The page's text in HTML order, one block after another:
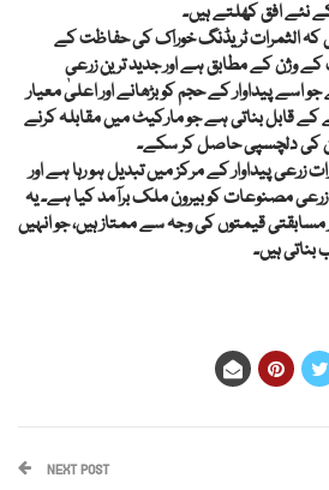
نئے افق کھلتے ہیں۔
کہ الثمرات ٹریڈنگ خوراک کی حفاظت کے
وژن کے مطابق ہے اور جدید ترین زرعی
جو اسے پیداوار کے حجم کو بڑھانے اور اعلیٰ معیار
قابل بناتی ہے جو مارکیٹ میں مقابلہ کرنے
کی دلچسپی حاصل کر سکے۔
زرعی پیداوار کے مرکز میں تبدیل ہو رہا ہے اور
مصنوعات کو بیرون ملک برآمد کیا ہے۔ یہ
قیمتوں کی وجہ سے ممتاز ہیں، جو انہیں
ہیں۔
NEXT POST